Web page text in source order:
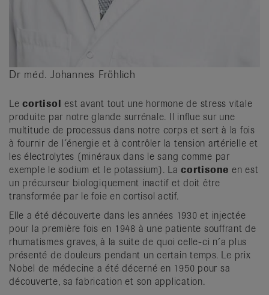
Dr méd. Johannes Fröhlich
Lecortisol est avant tout une hormone de stress vitale
produi­te par notre glande surrénale. Il influe sur une
multitude de processus dans notre corps et sert à la fois
à fournir de l´éner­gie et à contrôler la tension artérielle et
les électrolytes (minéraux dans le sang comme par
exemple le sodium et le potassium). Lacortisone en est
un précurseur biologiquement inactif et doit être
transformée par le foie en cortisol actif.
Elle a été découverte dans les années 1930 et injectée
pour la première fois en 1948 à une patiente souffrant de
rhumatismes graves, à la suite de quoi celle-ci n´a plus
présenté de douleurs pendant un certain temps. Le prix
Nobel de médecine a été décerné en 1950 pour sa
découverte, sa fabrication et son application.